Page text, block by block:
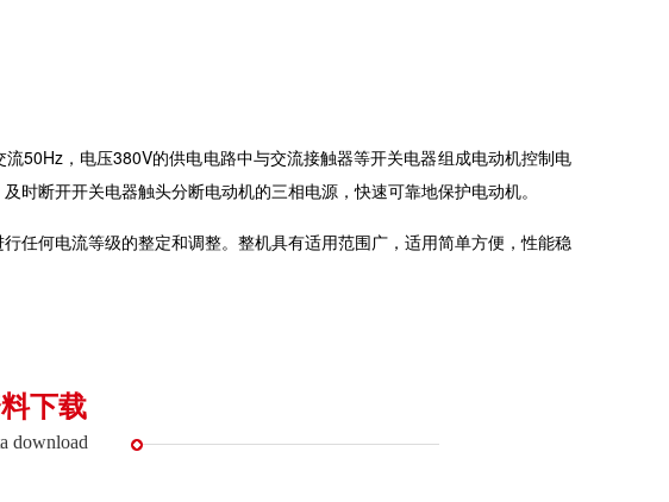
50Hz，电压380V的供电电路中与交流接触器等开关电器组成电动机控制电
断开开关电器触头分断电动机的三相电源，快速可靠地保护电动机。
任何电流等级的整定和调整。整机具有适用范围广，适用简单方便，性能稳
下载
download